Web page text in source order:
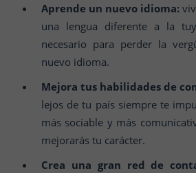
Aprende un nuevo idioma:
una lengua diferente a la
necesario para perder la
nuevo idioma.
Mejora tus habilidades de
lejos de tu país siempre te
más sociable y más
mejorarás tu carácter.
Crea una gran red de